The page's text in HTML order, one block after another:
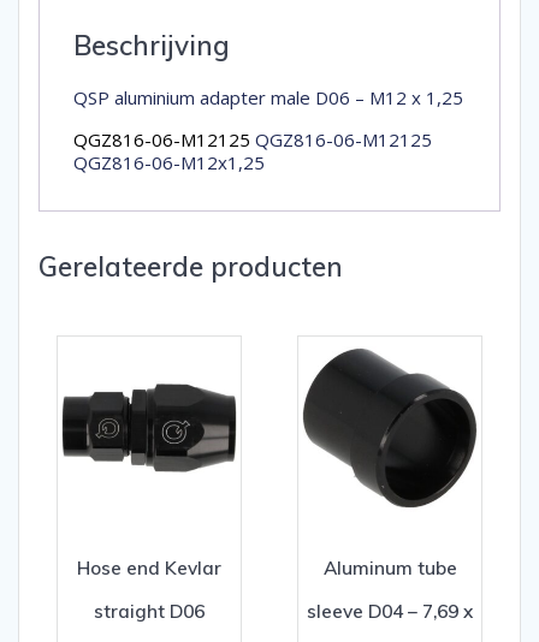
Beschrijving
QSP aluminium adapter male D06 – M12 x 1,25
QGZ816-06-M12125 QGZ816-06-M12125
QGZ816-06-M12x1,25
Gerelateerde producten
Hose end Kevlar
straight D06
Aluminum tube
sleeve D04 – 7,69 x